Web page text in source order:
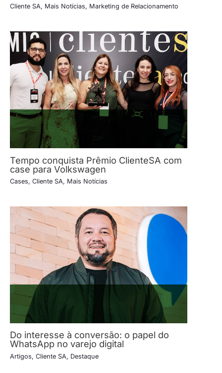
Cliente SA, Mais Notícias, Marketing de Relacionamento
Tempo conquista Prêmio ClienteSA com
case para Volkswagen
Cases, Cliente SA, Mais Notícias
Do interesse à conversão: o papel do
WhatsApp no varejo digital
Artigos, Cliente SA, Destaque